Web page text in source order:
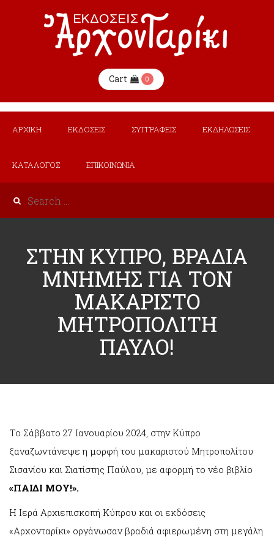
Cart 0
ΑΡΧΙΚΗ ΕΚΔΟΣΕΙΣ ΣΥΓΓΡΑΦΕΙΣ ΕΚΔΗΛΩΣΕΙΣ
ΚΑΤΑΛΟΓΟΣ ΕΠΙΚΟΙΝΩΝΙΑ
ΣΤΗΝ ΚΥΠΡΟ, ΒΡΑΔΙΑ
ΜΝΗΜΗΣ ΓΙΑ ΤΟΝ
ΜΑΚΑΡΙΣΤΟ
ΜΗΤΡΟΠΟΛΙΤΗ
ΠΑΥΛΟ!
To Σάββατο 27 Ιανουαρίου 2024, στην Κύπρο
ξαναζωντάνεψε η μορφή του μακαριστού Μητροπολίτου
Σισανίου και Σιατίστης Παύλου, με αφορμή το νέο βιβλίο
«ΠΑΙΔΙ ΜΟΥ!».
H Ιερά Αρχιεπισκοπή Κύπρου και οι εκδόσεις
«Αρχονταρίκι» οργάνωσαν βραδιά αφιερωμένη στη μεγάλη